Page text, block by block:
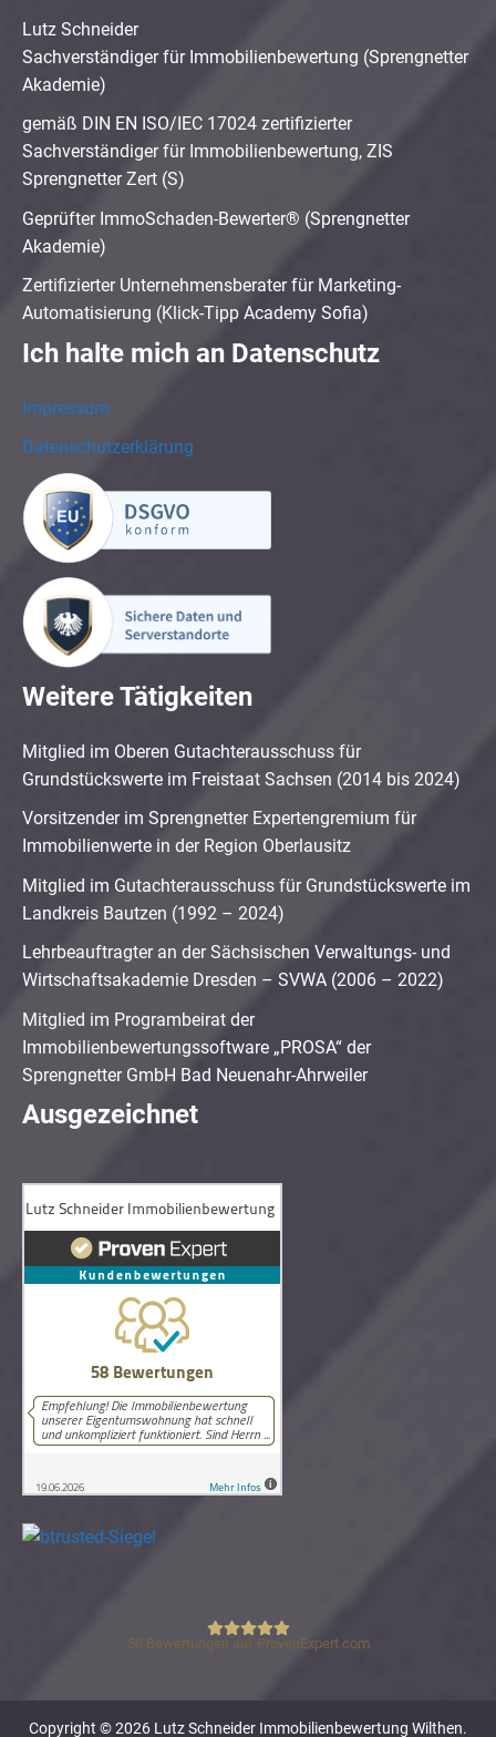
Lutz Schneider
Sachverständiger für Immobilienbewertung (Sprengnetter
Akademie)
gemäß DIN EN ISO/IEC 17024 zertifizierter
Sachverständiger für Immobilienbewertung, ZIS
Sprengnetter Zert (S)
Geprüfter ImmoSchaden-Bewerter® (Sprengnetter
Akademie)
Zertifizierter Unternehmensberater für Marketing-
Automatisierung (Klick-Tipp Academy Sofia)
Ich halte mich an Datenschutz
Impressum
Datenschutzerklärung
Weitere Tätigkeiten
Mitglied im Oberen Gutachterausschuss für
Grundstückswerte im Freistaat Sachsen (2014 bis 2024)
Vorsitzender im Sprengnetter Expertengremium für
Immobilienwerte in der Region Oberlausitz
Mitglied im Gutachterausschuss für Grundstückswerte im
Landkreis Bautzen (1992 – 2024)
Lehrbeauftragter an der Sächsischen Verwaltungs- und
Wirtschaftsakademie Dresden – SVWA (2006 – 2022)
Mitglied im Programbeirat der
Immobilienbewertungssoftware „PROSA“ der
Sprengnetter GmbH Bad Neuenahr-Ahrweiler
Ausgezeichnet
Lutz Schneider Immobilienbewertung
58 Bewertungen auf ProvenExpert.com
Copyright © 2026 Lutz Schneider Immobilienbewertung Wilthen.